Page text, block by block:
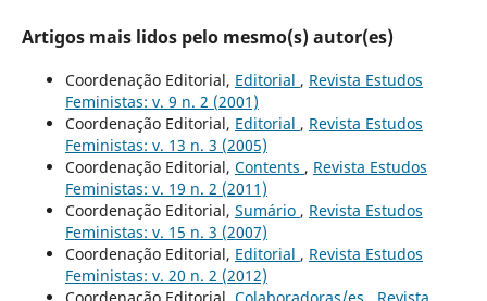
Artigos mais lidos pelo mesmo(s) autor(es)
Coordenação Editorial, Editorial , Revista Estudos
Feministas: v. 9 n. 2 (2001)
Coordenação Editorial, Editorial , Revista Estudos
Feministas: v. 13 n. 3 (2005)
Coordenação Editorial, Contents , Revista Estudos
Feministas: v. 19 n. 2 (2011)
Coordenação Editorial, Sumário , Revista Estudos
Feministas: v. 15 n. 3 (2007)
Coordenação Editorial, Editorial , Revista Estudos
Feministas: v. 20 n. 2 (2012)